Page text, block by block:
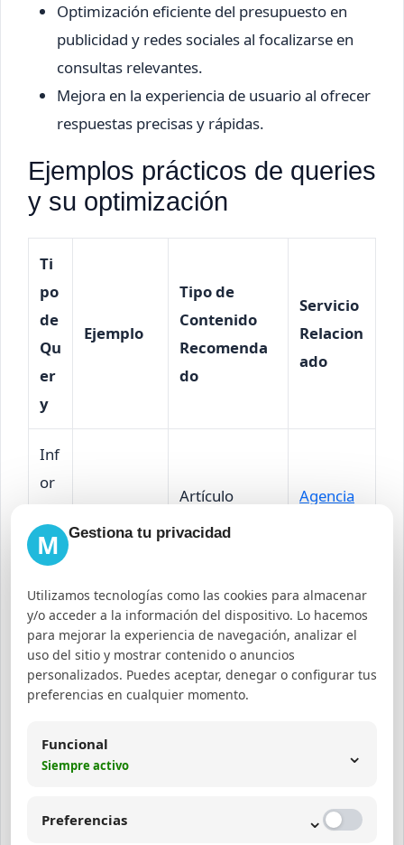
Optimización eficiente del presupuesto en
publicidad y redes sociales al focalizarse en
consultas relevantes.
Mejora en la experiencia de usuario al ofrecer
respuestas precisas y rápidas.
Ejemplos prácticos de queries
y su optimización
Ti
po
de
Qu
er
y
Ejemplo
Tipo de
Contenido
Recomenda
do
Servicio
Relacion
ado
Inf
or
aci
on
al
una query
Artículo
explicativo y
Agencia
Na
ve
ga
nal
Margetc
agencia
Página
principal o
Margetc
Diseño
M Gestiona tu privacidad
Utilizamos tecnologías como las cookies para almacenar
y/o acceder a la información del dispositivo. Lo hacemos
para mejorar la experiencia de navegación, analizar el
uso del sitio y mostrar contenido o anuncios
personalizados. Puedes aceptar, denegar o configurar tus
preferencias en cualquier momento.
Funcional
Siempre activo ⌄
Preferencias ⌄